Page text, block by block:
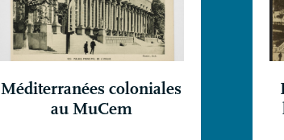
Méditerranées coloniales
au MuCem